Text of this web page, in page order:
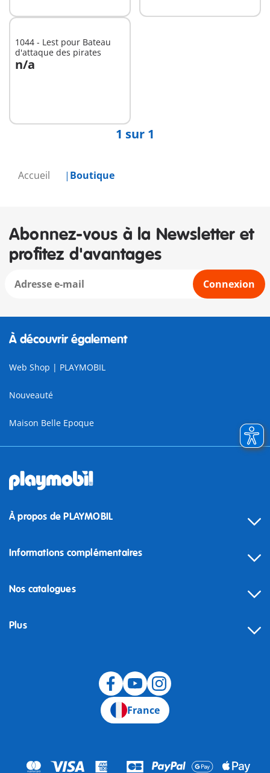
Accueil Boutique
1044 - Lest pour Bateau
d'attaque des pirates
n/a
1 sur 1
Abonnez-vous à la Newsletter et
profitez d'avantages
Connexion
À découvrir également
Web Shop | PLAYMOBIL
Nouveauté
Maison Belle Epoque
À propos de PLAYMOBIL
Informations complémentaires
Nos catalogues
Plus
France